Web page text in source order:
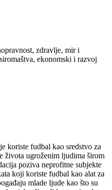
zdravlje, mir i
ekonomski i razvoj
koriste fudbal kao sredstvo za
života ugroženim ljudima širom
poziva neprofitne subjekte
koji koriste fudbal kao alat za
mlade ljude kao što su